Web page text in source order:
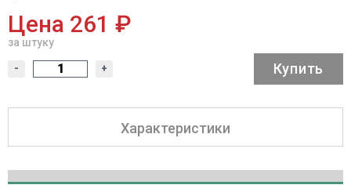
Цена 261 ₽
за штуку
- + Купить
Характеристики